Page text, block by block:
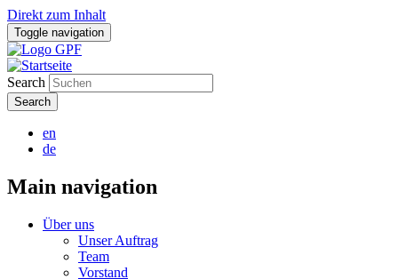
Direkt zum Inhalt
Toggle navigation
Search
en
de
Main navigation
Über uns
Unser Auftrag
Team
Vorstand